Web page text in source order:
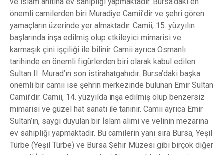
önemli camilerden biri Muradiye Camii’dir ve şehri gören
yamaçların üzerinde yer almaktadır. Camii, 15. yüzyılın
başlarında inşa edilmiş olup etkileyici mimarisi ve
karmaşık çini işçiliği ile bilinir. Camii ayrıca Osmanlı
tarihinde en önemli figürlerden biri olarak kabul edilen
Sultan II. Murad’ın son istirahatgahıdır. Bursa’daki başka
önemli bir camii ise şehrin merkezinde bulunan Emir Sultan
Camii’dir. Camii, 14. yüzyılda inşa edilmiş olup benzersiz
mimarisi ve güzel hat sanatı ile tanınır. Camii ayrıca Emir
Sultan’ın, saygı duyulan bir İslam alimi ve velinin mezarına
ev sahipliği yapmaktadır. Bu camilerin yanı sıra Bursa, Yeşil
Türbe (Yeşil Türbe) ve Bursa Şehir Müzesi gibi birçok diğer